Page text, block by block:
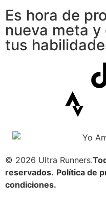
Es hora de
nueva meta
tus
© 2026 Ultra Runners.
reservados. Política de
condiciones.